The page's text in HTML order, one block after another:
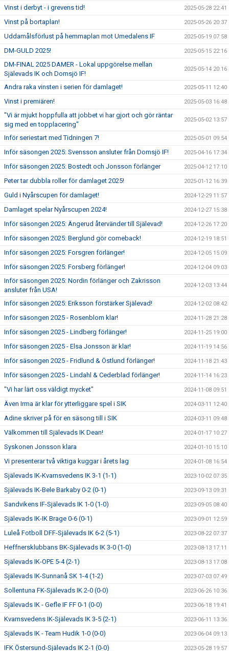
Vinst i derbyt - i grevens tid! 2025-05-28 22:41
Vinst på bortaplan! 2025-05-26 20:37
Uddamålsförlust på hemmaplan mot Umedalens IF 2025-05-19 07:58
DM-GULD 2025! 2025-05-15 22:16
DM-FINAL 2025 DAMER - Lokal uppgörelse mellan
Själevads IK och Domsjö IF!
2025-05-14 20:16
Andra raka vinsten i serien för damlaget! 2025-05-11 12:40
Vinst i premiären! 2025-05-03 16:48
"Vi är mjukt hoppfulla att jobbet vi har gjort och gör räntar
sig med en topplacering"
2025-05-02 13:57
Inför seriestart med Tidningen 7! 2025-05-01 09:54
Inför säsongen 2025: Svensson ansluter från Domsjö IF! 2025-04-16 17:34
Inför säsongen 2025: Bostedt och Jonsson förlänger 2025-04-12 17:10
Peter tar dubbla roller för damlaget 2025! 2025-01-12 16:39
Guld i Nyårscupen för damlaget! 2024-12-29 11:57
Damlaget spelar Nyårscupen 2024! 2024-12-27 15:38
Inför säsongen 2025: Ängerud återvänder till Själevad! 2024-12-26 17:20
Inför säsongen 2025: Berglund gör comeback! 2024-12-19 18:51
Inför säsongen 2025: Forsgren förlänger! 2024-12-05 15:09
Inför säsongen 2025: Forsberg förlänger! 2024-12-04 09:03
Inför säsongen 2025: Nordin förlänger och Zakrisson
ansluter från USA!
2024-12-03 13:44
Inför säsongen 2025: Eriksson förstärker Själevad! 2024-12-02 08:42
Inför säsongen 2025 - Rosenblom klar! 2024-11-28 21:28
Inför säsongen 2025 - Lindberg förlänger! 2024-11-25 19:00
Inför säsongen 2025 - Elsa Jonsson är klar! 2024-11-19 14:56
Inför säsongen 2025 - Fridlund & Östlund förlänger! 2024-11-18 21:43
Inför säsongen 2025 - Lindahl & Cederblad förlänger! 2024-11-14 16:23
"Vi har lärt oss väldigt mycket" 2024-11-08 09:51
Även Irma är klar för ytterliggare spel i SIK 2024-03-11 12:40
Adine skriver på för en säsong till i SIK 2024-03-11 09:48
Välkommen till Själevads IK Dean! 2024-01-17 10:27
Syskonen Jonsson klara 2024-01-10 15:10
Vi presenterar två viktiga kuggar i årets lag 2024-01-08 16:54
Själevads IK-Kvarnsvedens IK 3-1 (1-1) 2023-10-02 07:35
Själevads IK-Bele Barkaby 0-2 (0-1) 2023-09-13 09:31
Sandvikens IF-Själevads IK 1-0 (1-0) 2023-09-05 08:40
Själevads IK-IK Brage 0-6 (0-1) 2023-09-01 12:59
Luleå Fotboll DFF-Själevads IK 6-2 (5-1) 2023-08-22 07:37
Heffnersklubbans BK-Själevads IK 3-0 (1-0) 2023-08-13 17:11
Själevads IK-OPE 5-4 (2-1) 2023-08-13 17:08
Själevads IK-Sunnanå SK 1-4 (1-2) 2023-07-03 07:49
Sollentuna FK-Själevads IK 2-0 (0-0) 2023-06-26 10:36
Själevads IK - Gefle IF FF 0-1 (0-0) 2023-06-18 19:41
Kvarnsvedens IK-Själevads IK 3-5 (2-1) 2023-06-11 13:36
Själevads IK - Team Hudik 1-0 (0-0) 2023-06-04 09:13
IFK Östersund-Själevads IK 2-1 (0-0) 2023-05-28 19:57